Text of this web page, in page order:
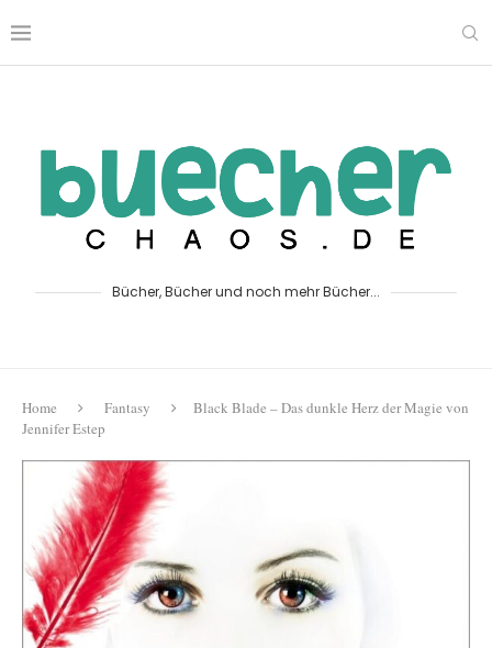
Bücher, Bücher und noch mehr Bücher...
Home Fantasy
Black Blade – Das dunkle Herz der Magie von
Jennifer Estep